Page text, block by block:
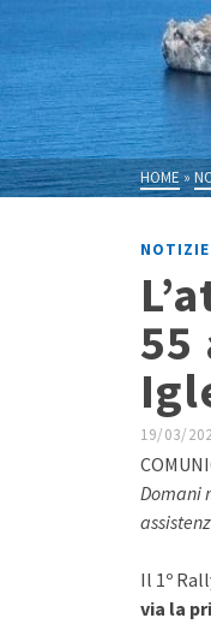
HOME»
NOTIZIE
55
19/03/
Domani
Il 1º
via la